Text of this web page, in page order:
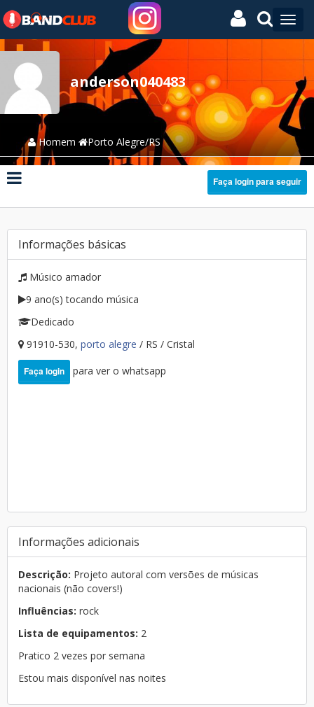
anderson040483
Homem Porto Alegre/RS
Faça login para seguir
Informações básicas
Músico amador
9 ano(s) tocando música
Dedicado
91910-530, porto alegre / RS / Cristal
Faça login para ver o whatsapp
Informações adicionais
Descrição: Projeto autoral com versões de músicas
nacionais (não covers!)
Influências: rock
Lista de equipamentos: 2
Pratico 2 vezes por semana
Estou mais disponível nas noites